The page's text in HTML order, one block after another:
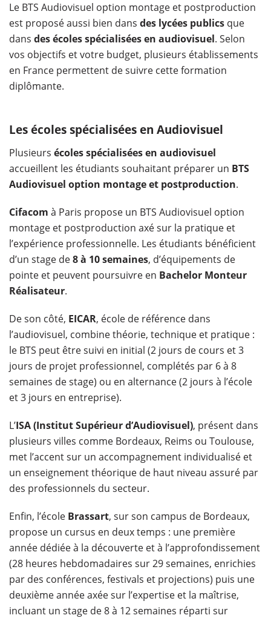
Le BTS Audiovisuel option montage et postproduction
est proposé aussi bien dans des lycées publics que
dans des écoles spécialisées en audiovisuel. Selon
vos objectifs et votre budget, plusieurs établissements
en France permettent de suivre cette formation
diplômante.
Les écoles spécialisées en Audiovisuel
Plusieurs écoles spécialisées en audiovisuel
accueillent les étudiants souhaitant préparer un BTS
Audiovisuel option montage et postproduction.
Cifacom à Paris propose un BTS Audiovisuel option
montage et postproduction axé sur la pratique et
l’expérience professionnelle. Les étudiants bénéficient
d’un stage de8 à 10 semaines, d’équipements de
pointe et peuvent poursuivre en Bachelor Monteur
Réalisateur.
De son côté, EICAR, école de référence dans
l’audiovisuel, combine théorie, technique et pratique :
le BTS peut être suivi en initial (2 jours de cours et 3
jours de projet professionnel, complétés par 6 à 8
semaines de stage) ou en alternance (2 jours à l’école
et 3 jours en entreprise).
L’ISA (Institut Supérieur d’Audiovisuel), présent dans
plusieurs villes comme Bordeaux, Reims ou Toulouse,
met l’accent sur un accompagnement individualisé et
un enseignement théorique de haut niveau assuré par
des professionnels du secteur.
Enfin, l’école Brassart, sur son campus de Bordeaux,
propose un cursus en deux temps : une première
année dédiée à la découverte et à l’approfondissement
(28 heures hebdomadaires sur 29 semaines, enrichies
par des conférences, festivals et projections) puis une
deuxième année axée sur l’expertise et la maîtrise,
incluant un stage de 8 à 12 semaines réparti sur